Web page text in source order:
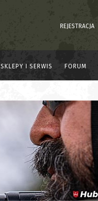
REJESTRACJA
SKLEPY I SERWIS FORUM